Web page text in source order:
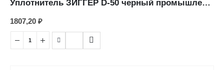
Уплотнитель ЗИГГЕР D-50 черный промышленный (12*10мм)
1807,20 ₽